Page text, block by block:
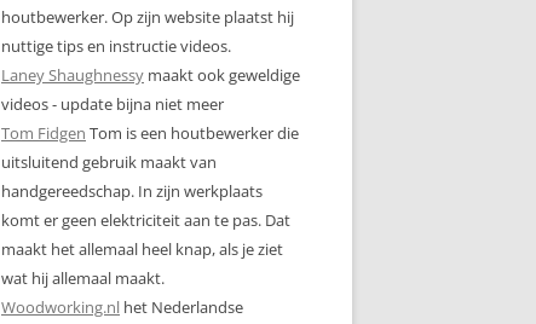
houtbewerker. Op zijn website plaatst hij
nuttige tips en instructie videos.
Laney Shaughnessy maakt ook geweldige
videos - update bijna niet meer
Tom Fidgen Tom is een houtbewerker die
uitsluitend gebruik maakt van
handgereedschap. In zijn werkplaats
komt er geen elektriciteit aan te pas. Dat
maakt het allemaal heel knap, als je ziet
wat hij allemaal maakt.
Woodworking.nl het Nederlandse